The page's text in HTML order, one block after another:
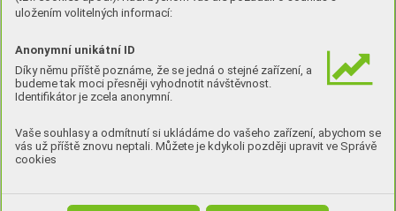
uložením volitelných informací:
Anonymní unikátní ID
Díky němu příště poznáme, že se jedná o stejné zařízení, a
budeme tak moci přesněji vyhodnotit návštěvnost.
Identifikátor je zcela anonymní.
Vaše souhlasy a odmítnutí si ukládáme do vašeho zařízení, abychom se
vás už příště znovu neptali. Můžete je kdykoli později upravit ve Správě
cookies
SPOJUJETÉMĚŘ VŠECHNY JEJÍ AKTIVITY –
HUMOR.